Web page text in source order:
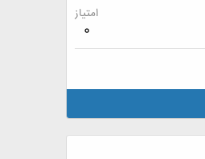
امتیاز
0